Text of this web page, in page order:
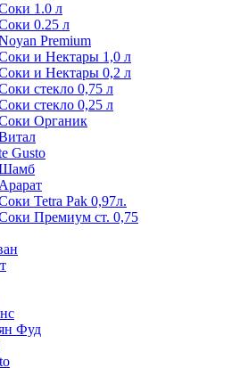
1.0 л
0.25 л
Premium
и Нектары 1,0 л
и Нектары 0,2 л
стекло 0,75 л
стекло 0,25 л
Органик
Gusto
Tetra Pak 0,97л.
Премиум ст. 0,75
Фуд